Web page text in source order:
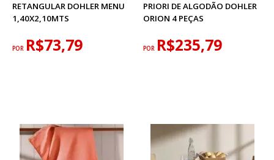
RETANGULAR DOHLER MENU
1,40X2,10MTS
POR R$73,79
PRIORI DE ALGODÃO DOHLER
ORION 4 PEÇAS
POR R$235,79